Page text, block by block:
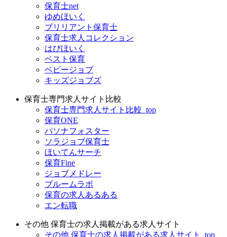
保育士net
ゆめほいく
ブリリアント保育士
保育士求人コレクション
はぴほいく
ベスト保育
ベビージョブ
キッズジョブズ
保育士専門求人サイト比較
保育士専門求人サイト比較_top
保育ONE
パソナフォスター
ソラジョブ保育士
ほいてんサーチ
保育Fine
ジョブメドレー
ブルームラボ
保育の求人あるある
エン転職
その他 保育士の求人掲載がある求人サイト
その他 保育士の求人掲載がある求人サイト_top